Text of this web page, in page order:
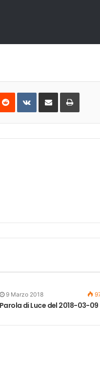
Reddit VKontakteShare
Email
Print
9 Marzo 2018
Parola di Luce del 2018-03-09